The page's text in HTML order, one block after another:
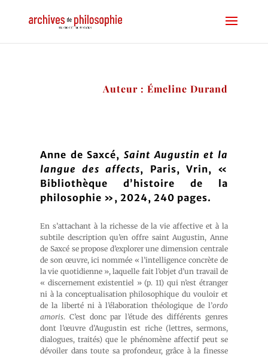
Auteur : Émeline Durand
Anne de Saxcé, Saint Augustin et la
langue des affects, Paris, Vrin, «
Bibliothèque d’histoire de la
philosophie », 2024, 240 pages.
En s’attachant à la richesse de la vie affective et à la
subtile description qu’en offre saint Augustin, Anne
de Saxcé se propose d’explorer une dimension centrale
de son œuvre, ici nommée « l’intelligence concrète de
la vie quotidienne », laquelle fait l’objet d’un travail de
« discernement existentiel » (p. 11) qui n’est étranger
ni à la conceptualisation philosophique du vouloir et
de la liberté ni à l’élaboration théologique de l’ordo
amoris. C’est donc par l’étude des différents genres
dont l’œuvre d’Augustin est riche (lettres, sermons,
dialogues, traités) que le phénomène affectif peut se
dévoiler dans toute sa profondeur, grâce à la finesse